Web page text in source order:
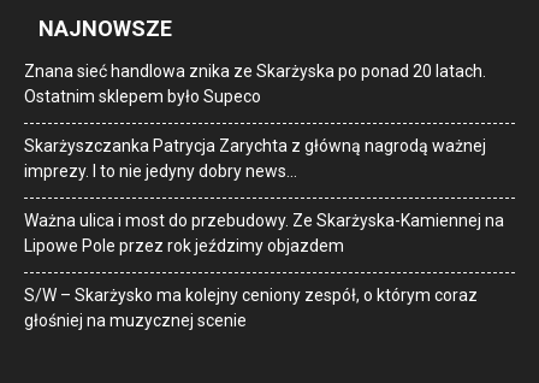
NAJNOWSZE
Znana sieć handlowa znika ze Skarżyska po ponad 20 latach.
Ostatnim sklepem było Supeco
Skarżyszczanka Patrycja Zarychta z główną nagrodą ważnej
imprezy. I to nie jedyny dobry news…
Ważna ulica i most do przebudowy. Ze Skarżyska-Kamiennej na
Lipowe Pole przez rok jeździmy objazdem
S/W – Skarżysko ma kolejny ceniony zespół, o którym coraz
głośniej na muzycznej scenie